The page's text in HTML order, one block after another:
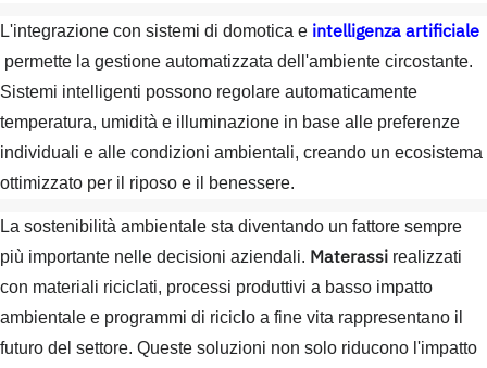
L'integrazione con sistemi di domotica e intelligenza artificiale
permette la gestione automatizzata dell'ambiente circostante.
Sistemi intelligenti possono regolare automaticamente
temperatura, umidità e illuminazione in base alle preferenze
individuali e alle condizioni ambientali, creando un ecosistema
ottimizzato per il riposo e il benessere.
La sostenibilità ambientale sta diventando un fattore sempre
più importante nelle decisioni aziendali. Materassi realizzati
con materiali riciclati, processi produttivi a basso impatto
ambientale e programmi di riciclo a fine vita rappresentano il
futuro del settore. Queste soluzioni non solo riducono l'impatto